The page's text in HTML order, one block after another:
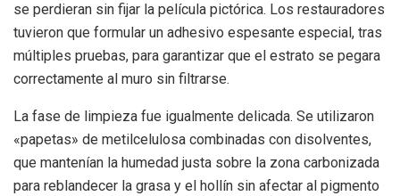
se perdieran sin fijar la película pictórica. Los restauradores
tuvieron que formular un adhesivo espesante especial, tras
múltiples pruebas, para garantizar que el estrato se pegara
correctamente al muro sin filtrarse.
La fase de limpieza fue igualmente delicada. Se utilizaron
«papetas» de metilcelulosa combinadas con disolventes,
que mantenían la humedad justa sobre la zona carbonizada
para reblandecer la grasa y el hollín sin afectar al pigmento